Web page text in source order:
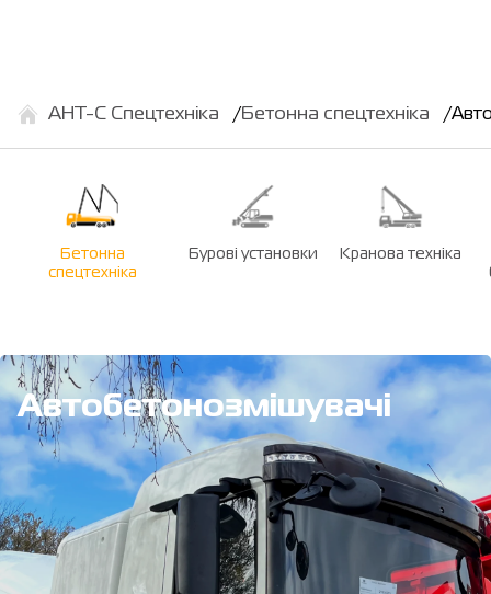
АНТ-С Спецтехніка Бетонна спецтехніка
Бетонна
спецтехніка
Бурові установки
Кранова техніка
Автобетонозмішувачі